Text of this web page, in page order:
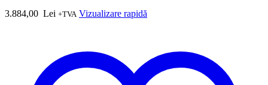
3.884,00 Lei +TVA Vizualizare rapidă